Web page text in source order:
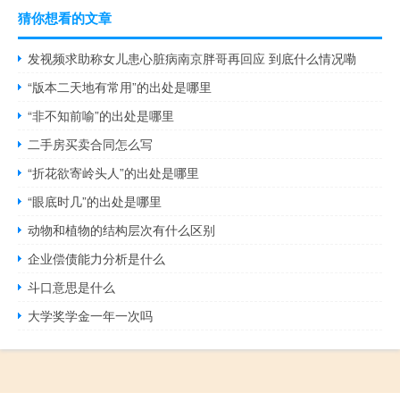
猜你想看的文章
发视频求助称女儿患心脏病南京胖哥再回应 到底什么情况嘞
“版本二天地有常用”的出处是哪里
“非不知前喻”的出处是哪里
二手房买卖合同怎么写
“折花欲寄岭头人”的出处是哪里
“眼底时几”的出处是哪里
动物和植物的结构层次有什么区别
企业偿债能力分析是什么
斗口意思是什么
大学奖学金一年一次吗